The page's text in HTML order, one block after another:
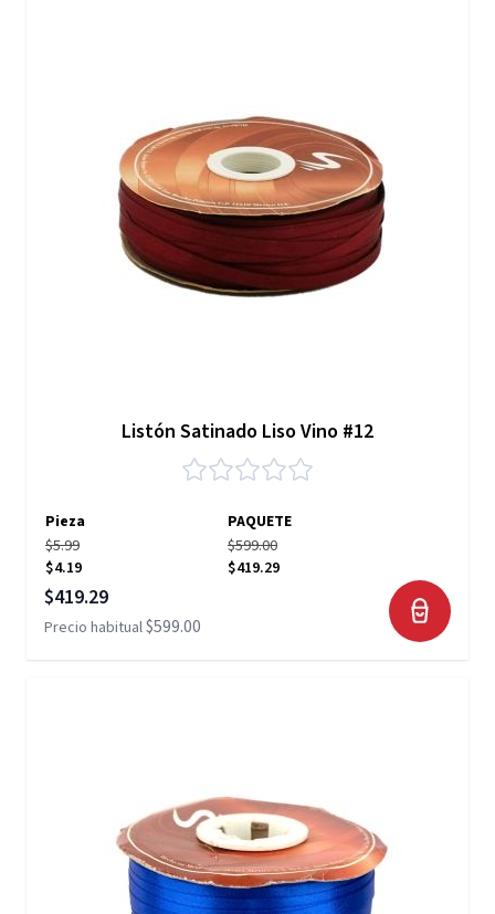
Listón Satinado Liso Vino #12
Pieza
PAQUETE
$5.99
$4.19
$599.00
$419.29
Precio especial
$419.29
Precio habitual$599.00